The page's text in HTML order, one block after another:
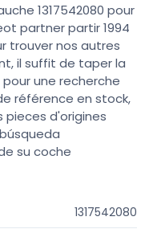
1317542080 pour
partner partir 1994
trouver nos autres
il suffit de taper la
une recherche
référence en stock,
pieces d'origines
su coche
1317542080